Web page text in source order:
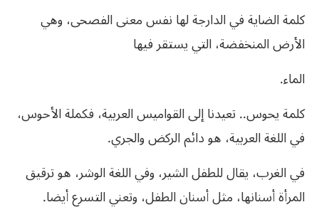
كلمة الضاية في الدارجة لها نفس معنى الفصحى، وهي
الأرض المنخفضة، التي يستقر فيها
الماء.
كلمة يحوس.. تعيدنا إلى القواميس العربية، فكملة الأحوس،
في اللغة العربية، هو دائم الركض والجري.
في الغرب، يقال للطفل الشير، وفي اللغة الوشر، هو ترقيق
المرأة أسنانها، مثل أسنان الطفل، وتعني التسرع أيضا.